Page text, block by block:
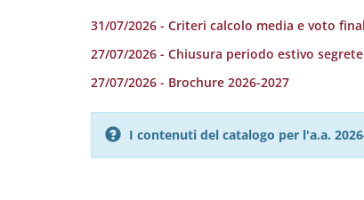
31/07/2026 - Criteri calcolo media e voto
27/07/2026 - Chiusura periodo estivo
27/07/2026 - Brochure 2026-2027
I contenuti del catalogo per l'a.a.